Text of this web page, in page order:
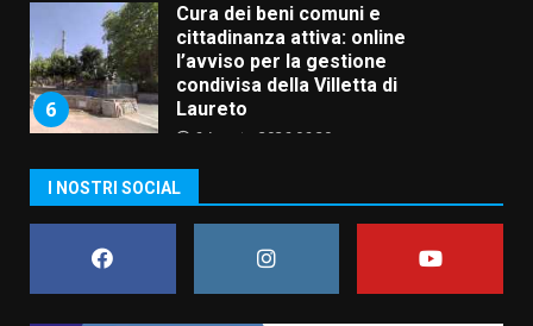
6
Cura dei beni comuni e
cittadinanza attiva: online
l’avviso per la gestione
condivisa della Villetta di
Laureto
6 Agosto 2026 06:20
assoluta de “L’Albergo
Belvedere. Il rapimento”
6 Agosto 2026 06:15
I NOSTRI SOCIAL